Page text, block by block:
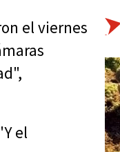
el viernes
el